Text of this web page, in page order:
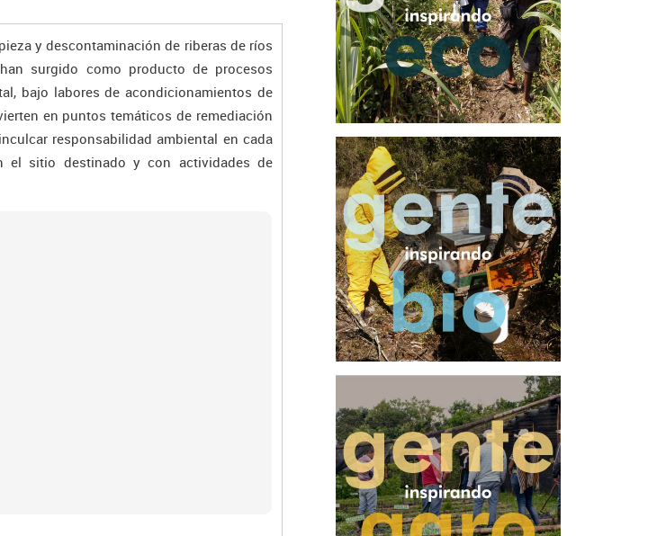
y descontaminación de riberas de ríos
surgido como producto de procesos
bajo labores de acondicionamientos de
en puntos temáticos de remediación
responsabilidad ambiental en cada
el sitio destinado y con actividades de